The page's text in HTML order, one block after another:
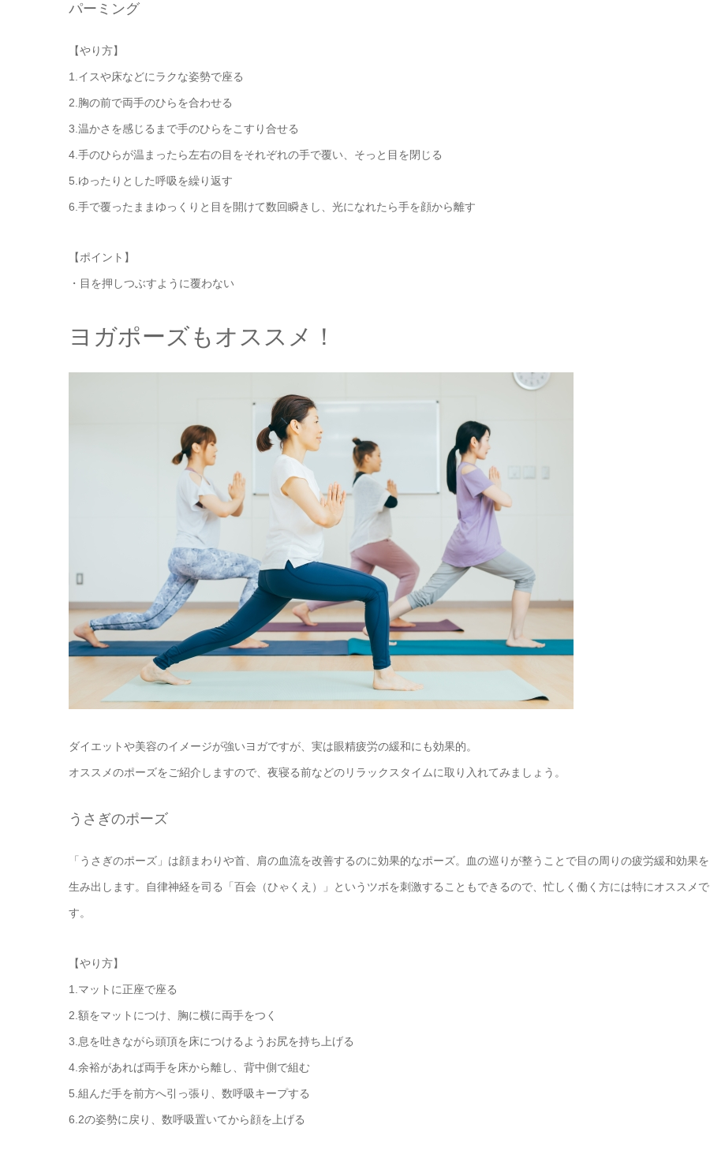
パーミング
【やり方】
1.イスや床などにラクな姿勢で座る
2.胸の前で両手のひらを合わせる
3.温かさを感じるまで手のひらをこすり合せる
4.手のひらが温まったら左右の目をそれぞれの手で覆い、そっと目を閉じる
5.ゆったりとした呼吸を繰り返す
6.手で覆ったままゆっくりと目を開けて数回瞬きし、光になれたら手を顔から離す
【ポイント】
・目を押しつぶすように覆わない
ヨガポーズもオススメ！
ダイエットや美容のイメージが強いヨガですが、実は眼精疲労の緩和にも効果的。
オススメのポーズをご紹介しますので、夜寝る前などのリラックスタイムに取り入れてみましょう。
うさぎのポーズ
「うさぎのポーズ」は顔まわりや首、肩の血流を改善するのに効果的なポーズ。血の巡りが整うことで目の周りの疲労緩和効果を
生み出します。自律神経を司る「百会（ひゃくえ）」というツボを刺激することもできるので、忙しく働く方には特にオススメで
す。
【やり方】
1.マットに正座で座る
2.額をマットにつけ、胸に横に両手をつく
3.息を吐きながら頭頂を床につけるようお尻を持ち上げる
4.余裕があれば両手を床から離し、背中側で組む
5.組んだ手を前方へ引っ張り、数呼吸キープする
6.2の姿勢に戻り、数呼吸置いてから顔を上げる